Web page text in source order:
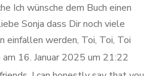
Ich wünsche dem Buch einen
Sonja dass Dir noch viele
einfallen werden, Toi, Toi, Toi
am 16. Januar 2025 um 21:22